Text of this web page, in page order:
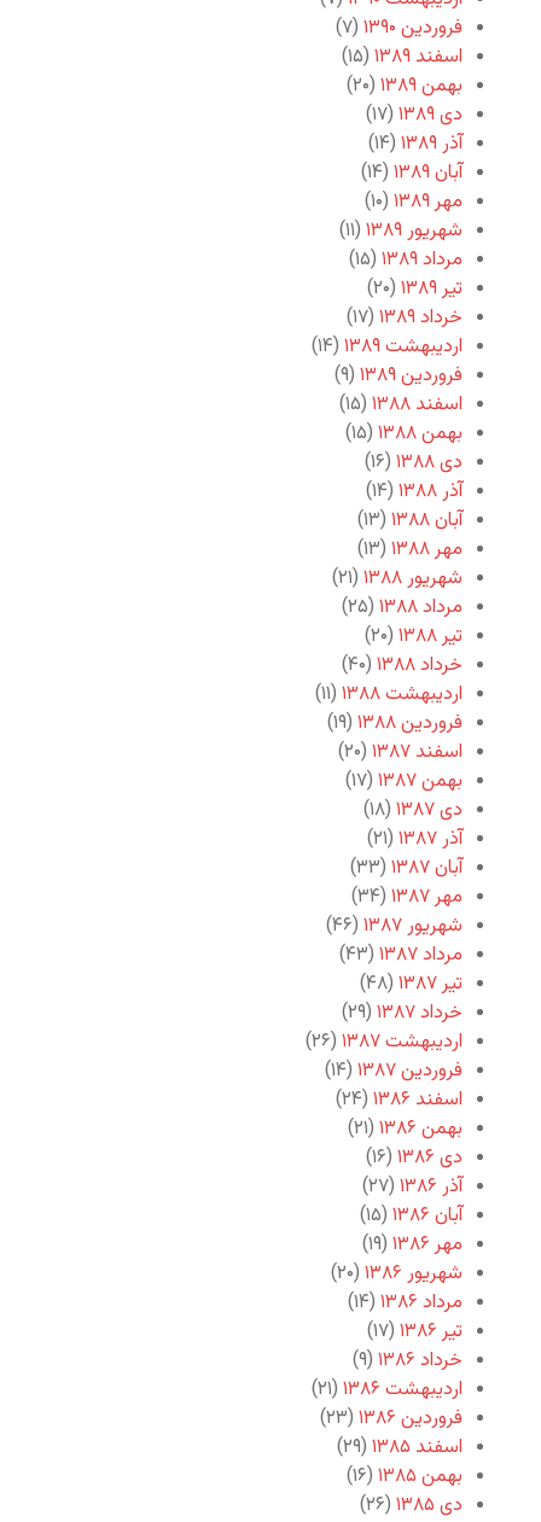
فروردین ۱۳۹۰
(۷)
اسفند ۱۳۸۹
(۱۵)
بهمن ۱۳۸۹
(۲۰)
دی ۱۳۸۹
(۱۷)
آذر ۱۳۸۹
(۱۴)
آبان ۱۳۸۹
(۱۴)
مهر ۱۳۸۹
(۱۰)
شهریور ۱۳۸۹
(۱۱)
مرداد ۱۳۸۹
(۱۵)
تیر ۱۳۸۹
(۲۰)
خرداد ۱۳۸۹
(۱۷)
اردیبهشت ۱۳۸۹
(۱۴)
فروردین ۱۳۸۹
(۹)
اسفند ۱۳۸۸
(۱۵)
بهمن ۱۳۸۸
(۱۵)
دی ۱۳۸۸
(۱۶)
آذر ۱۳۸۸
(۱۴)
آبان ۱۳۸۸
(۱۳)
مهر ۱۳۸۸
(۱۳)
شهریور ۱۳۸۸
(۲۱)
مرداد ۱۳۸۸
(۲۵)
تیر ۱۳۸۸
(۲۰)
خرداد ۱۳۸۸
(۴۰)
اردیبهشت ۱۳۸۸
(۱۱)
فروردین ۱۳۸۸
(۱۹)
اسفند ۱۳۸۷
(۲۰)
بهمن ۱۳۸۷
(۱۷)
دی ۱۳۸۷
(۱۸)
آذر ۱۳۸۷
(۲۱)
آبان ۱۳۸۷
(۳۳)
مهر ۱۳۸۷
(۳۴)
شهریور ۱۳۸۷
(۴۶)
مرداد ۱۳۸۷
(۴۳)
تیر ۱۳۸۷
(۴۸)
خرداد ۱۳۸۷
(۲۹)
اردیبهشت ۱۳۸۷
(۲۶)
فروردین ۱۳۸۷
(۱۴)
اسفند ۱۳۸۶
(۲۴)
بهمن ۱۳۸۶
(۲۱)
دی ۱۳۸۶
(۱۶)
آذر ۱۳۸۶
(۲۷)
آبان ۱۳۸۶
(۱۵)
مهر ۱۳۸۶
(۱۹)
شهریور ۱۳۸۶
(۲۰)
مرداد ۱۳۸۶
(۱۴)
تیر ۱۳۸۶
(۱۷)
خرداد ۱۳۸۶
(۹)
اردیبهشت ۱۳۸۶
(۲۱)
فروردین ۱۳۸۶
(۲۳)
اسفند ۱۳۸۵
(۲۹)
بهمن ۱۳۸۵
(۱۶)
دی ۱۳۸۵
(۲۶)